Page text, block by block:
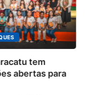
tem
abertas para